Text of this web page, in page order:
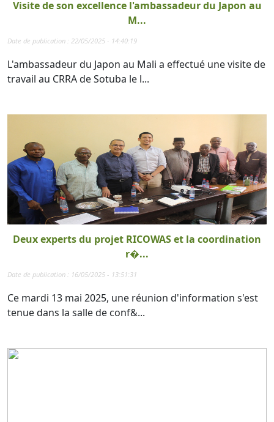
Visite de son excellence l'ambassadeur du Japon au
M...
Date de publication : 22/05/2025 - 14:40:19
L'ambassadeur du Japon au Mali a effectué une visite de
travail au CRRA de Sotuba le l...
Deux experts du projet RICOWAS et la coordination
r�...
Date de publication : 16/05/2025 - 13:51:31
Ce mardi 13 mai 2025, une réunion d'information s'est
tenue dans la salle de conf&...